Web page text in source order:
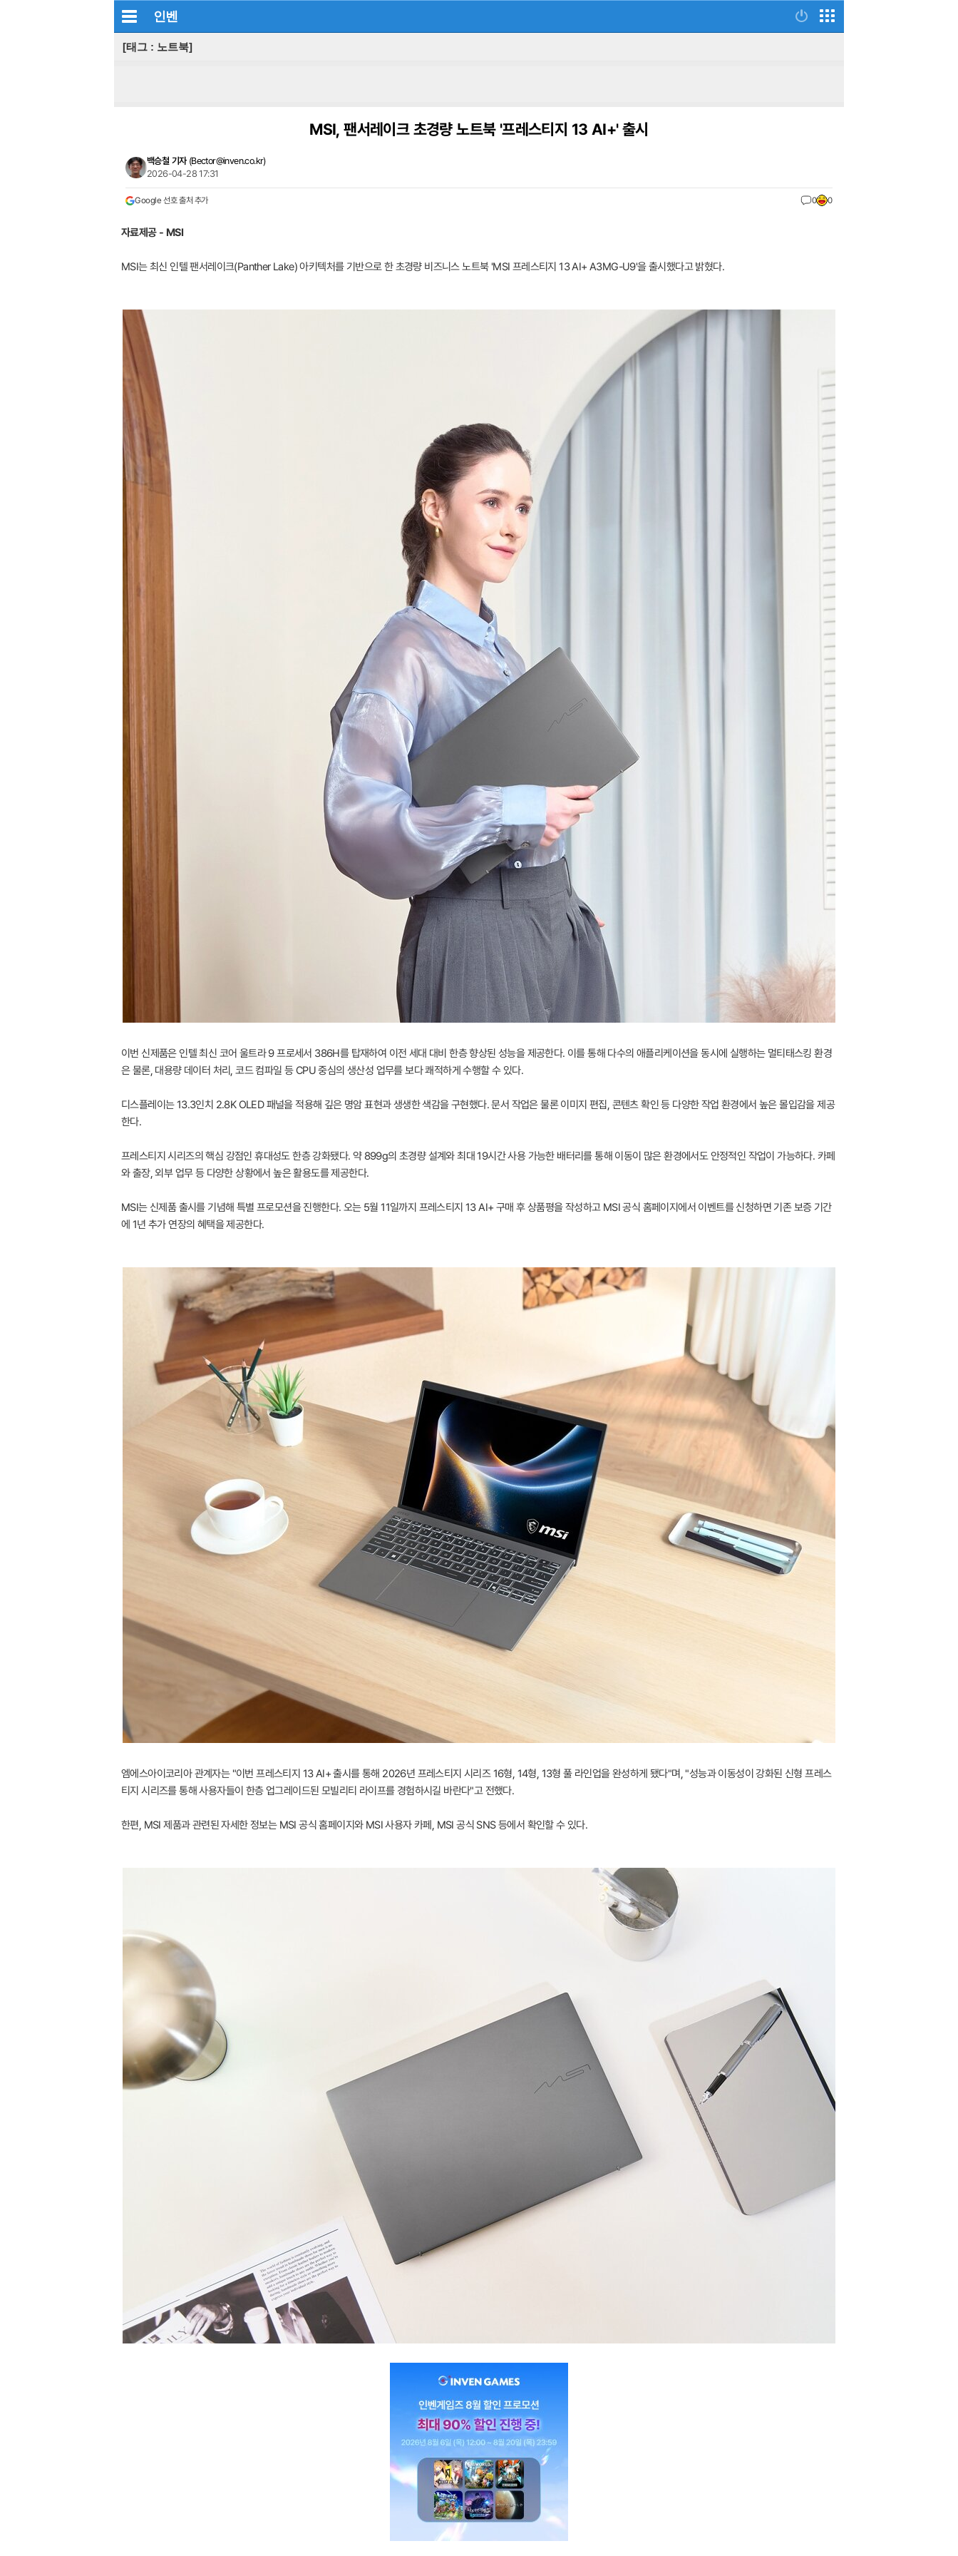
인벤
[태그 : 노트북]
MSI, 팬서레이크 초경량 노트북 '프레스티지 13 AI+' 출시
백승철 기자 (Bector@inven.co.kr)
2026-04-28 17:31
Google 선호 출처 추가 0 0
자료제공 - MSI
MSI는 최신 인텔 팬서레이크(Panther Lake) 아키텍처를 기반으로 한 초경량 비즈니스 노트북 'MSI 프레스티지 13 AI+ A3MG-U9'을 출시했다고 밝혔다.
이번 신제품은 인텔 최신 코어 울트라 9 프로세서 386H를 탑재하여 이전 세대 대비 한층 향상된 성능을 제공한다. 이를 통해 다수의 애플리케이션을 동시에 실행하는 멀티태스킹 환경
은 물론, 대용량 데이터 처리, 코드 컴파일 등 CPU 중심의 생산성 업무를 보다 쾌적하게 수행할 수 있다.
디스플레이는 13.3인치 2.8K OLED 패널을 적용해 깊은 명암 표현과 생생한 색감을 구현했다. 문서 작업은 물론 이미지 편집, 콘텐츠 확인 등 다양한 작업 환경에서 높은 몰입감을 제공
한다.
프레스티지 시리즈의 핵심 강점인 휴대성도 한층 강화됐다. 약 899g의 초경량 설계와 최대 19시간 사용 가능한 배터리를 통해 이동이 많은 환경에서도 안정적인 작업이 가능하다. 카페
와 출장, 외부 업무 등 다양한 상황에서 높은 활용도를 제공한다.
MSI는 신제품 출시를 기념해 특별 프로모션을 진행한다. 오는 5월 11일까지 프레스티지 13 AI+ 구매 후 상품평을 작성하고 MSI 공식 홈페이지에서 이벤트를 신청하면 기존 보증 기간
에 1년 추가 연장의 혜택을 제공한다.
엠에스아이코리아 관계자는 "이번 프레스티지 13 AI+ 출시를 통해 2026년 프레스티지 시리즈 16형, 14형, 13형 풀 라인업을 완성하게 됐다"며, "성능과 이동성이 강화된 신형 프레스
티지 시리즈를 통해 사용자들이 한층 업그레이드된 모빌리티 라이프를 경험하시길 바란다"고 전했다.
한편, MSI 제품과 관련된 자세한 정보는 MSI 공식 홈페이지와 MSI 사용자 카페, MSI 공식 SNS 등에서 확인할 수 있다.